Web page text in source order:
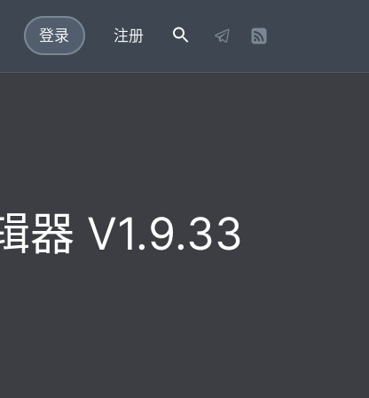
登录 注册
器 V1.9.33